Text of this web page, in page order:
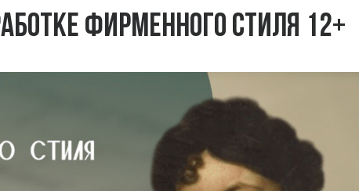
фирменного стиля 12+